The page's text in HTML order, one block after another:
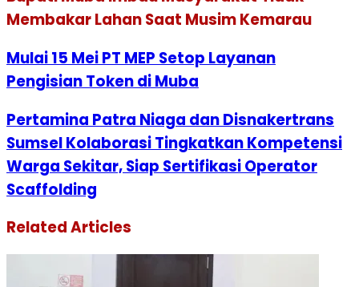
Membakar Lahan Saat Musim Kemarau
Mulai 15 Mei PT MEP Setop Layanan
Pengisian Token di Muba
Pertamina Patra Niaga dan Disnakertrans
Sumsel Kolaborasi Tingkatkan Kompetensi
Warga Sekitar, Siap Sertifikasi Operator
Scaffolding
Related Articles